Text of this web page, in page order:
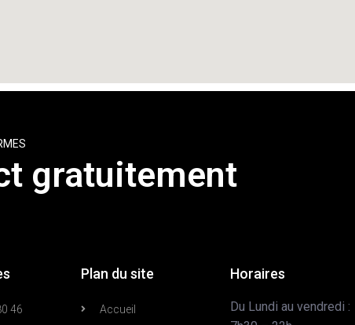
gratuitement
46
Plan du site
Accueil
Horaires
Du Lundi au vendredi :